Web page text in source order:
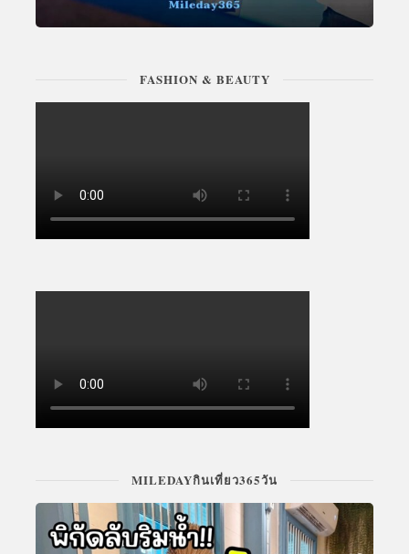
FASHION & BEAUTY
MILEDAYกินเที่ยว365วัน